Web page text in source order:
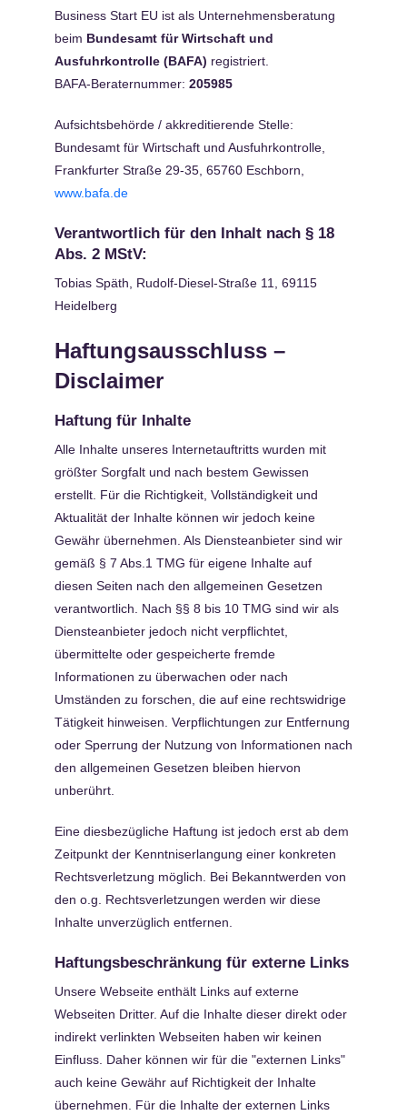
Business Start EU ist als Unternehmensberatung
beim Bundesamt für Wirtschaft und
Ausfuhrkontrolle (BAFA) registriert.
BAFA-Beraternummer: 205985
Aufsichtsbehörde / akkreditierende Stelle:
Bundesamt für Wirtschaft und Ausfuhrkontrolle,
Frankfurter Straße 29-35, 65760 Eschborn,
www.bafa.de
Verantwortlich für den Inhalt nach § 18
Abs. 2 MStV:
Tobias Späth, Rudolf-Diesel-Straße 11, 69115
Heidelberg
Haftungsausschluss –
Disclaimer
Haftung für Inhalte
Alle Inhalte unseres Internetauftritts wurden mit
größter Sorgfalt und nach bestem Gewissen
erstellt. Für die Richtigkeit, Vollständigkeit und
Aktualität der Inhalte können wir jedoch keine
Gewähr übernehmen. Als Diensteanbieter sind wir
gemäß § 7 Abs.1 TMG für eigene Inhalte auf
diesen Seiten nach den allgemeinen Gesetzen
verantwortlich. Nach §§ 8 bis 10 TMG sind wir als
Diensteanbieter jedoch nicht verpflichtet,
übermittelte oder gespeicherte fremde
Informationen zu überwachen oder nach
Umständen zu forschen, die auf eine rechtswidrige
Tätigkeit hinweisen. Verpflichtungen zur Entfernung
oder Sperrung der Nutzung von Informationen nach
den allgemeinen Gesetzen bleiben hiervon
unberührt.
Eine diesbezügliche Haftung ist jedoch erst ab dem
Zeitpunkt der Kenntniserlangung einer konkreten
Rechtsverletzung möglich. Bei Bekanntwerden von
den o.g. Rechtsverletzungen werden wir diese
Inhalte unverzüglich entfernen.
Haftungsbeschränkung für externe Links
Unsere Webseite enthält Links auf externe
Webseiten Dritter. Auf die Inhalte dieser direkt oder
indirekt verlinkten Webseiten haben wir keinen
Einfluss. Daher können wir für die "externen Links"
auch keine Gewähr auf Richtigkeit der Inhalte
übernehmen. Für die Inhalte der externen Links